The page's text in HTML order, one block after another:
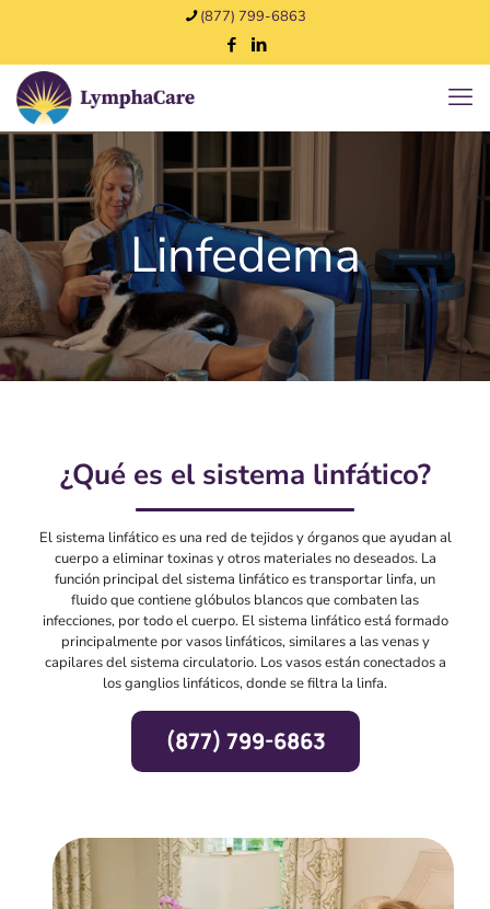
(877) 799-6863
Linfedema
¿Qué es el sistema linfático?
El sistema linfático es una red de tejidos y órganos que ayudan al
cuerpo a eliminar toxinas y otros materiales no deseados. La
función principal del sistema linfático es transportar linfa, un
fluido que contiene glóbulos blancos que combaten las
infecciones, por todo el cuerpo. El sistema linfático está formado
principalmente por vasos linfáticos, similares a las venas y
capilares del sistema circulatorio. Los vasos están conectados a
los ganglios linfáticos, donde se filtra la linfa.
(877) 799-6863